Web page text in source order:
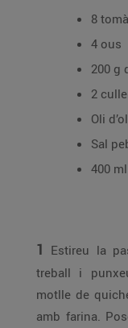
8
4 ous
200 g
2
Oli
Sal
400
1 Estireu la
treball i
motlle de
amb farina.